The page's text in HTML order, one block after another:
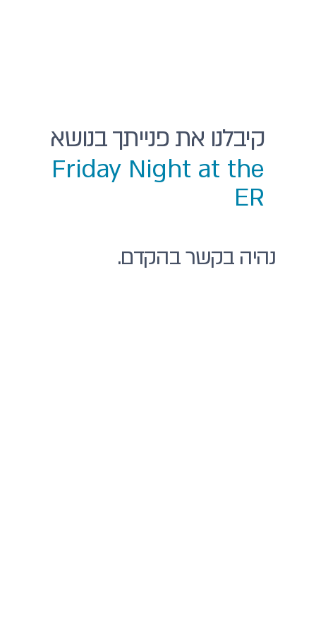
קיבלנו את פנייתך בנושא
Friday Night at the
ER
נהיה בקשר בהקדם.